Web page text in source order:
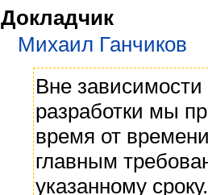
Докладчик
Михаил Ганчиков
Вне зависимости
разработки мы
время от
главным
указанному